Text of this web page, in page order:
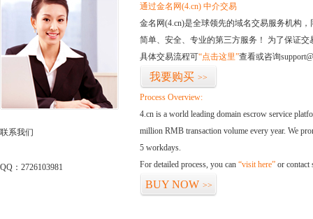
联系我们
QQ：2726103981
通过金名网(4.cn) 中介交易
金名网(4.cn)是全球领先的域名交易服务机构
简单、安全、专业的第三方服务！ 为了保证
具体交易流程可“点击这里”查看或咨询
我要购买 >>
Process Overview:
4.cn is a world leading domain escrow service
million RMB transaction volume every year. We
5 workdays.
For detailed process, you can “visit here” or contact
BUY NOW >>